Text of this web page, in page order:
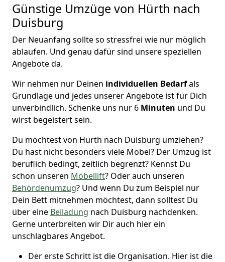
Günstige Umzüge von Hürth nach
Duisburg
Der Neuanfang sollte so stressfrei wie nur möglich
ablaufen. Und genau dafür sind unsere speziellen
Angebote da.
Wir nehmen nur Deinen individuellen Bedarfals
Grundlage und jedes unserer Angebote ist für Dich
unverbindlich. Schenke uns nur 6 Minuten und Du
wirst begeistert sein.
Du möchtest von Hürth nach Duisburg umziehen?
Du hast nicht besonders viele Möbel? Der Umzug ist
beruflich bedingt, zeitlich begrenzt? Kennst Du
schon unseren Möbellift? Oder auch unseren
Behördenumzug? Und wenn Du zum Beispiel nur
Dein Bett mitnehmen möchtest, dann solltest Du
über eine Beiladung nach Duisburg nachdenken.
Gerne unterbreiten wir Dir auch hier ein
unschlagbares Angebot.
Der erste Schritt ist die Organisation. Hier ist die